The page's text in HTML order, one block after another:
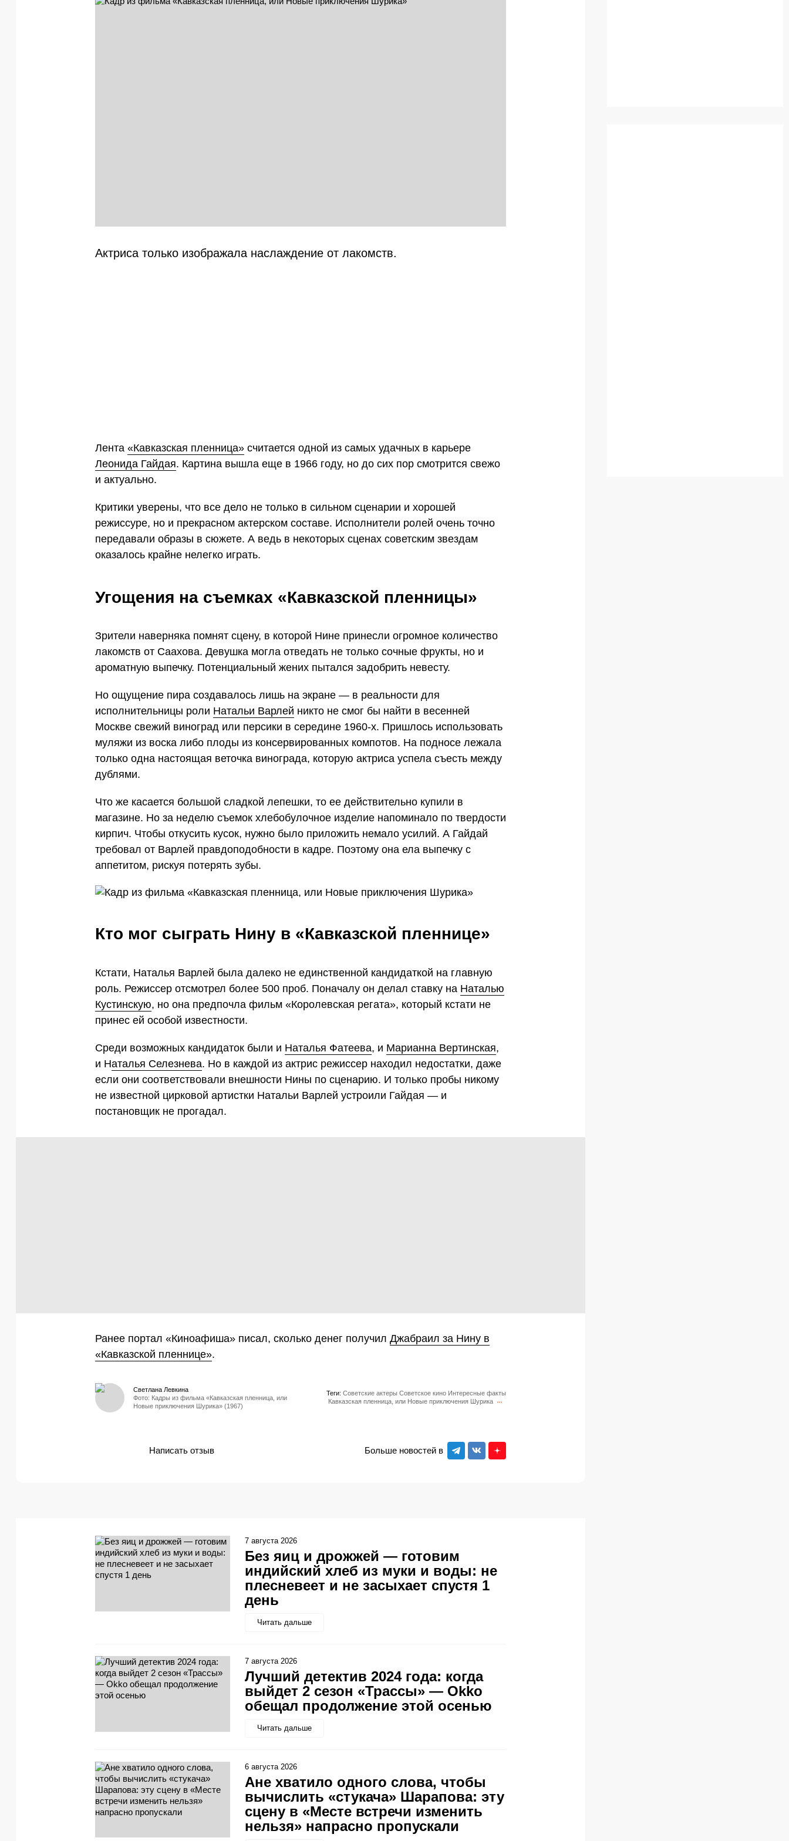
Актриса только изображала наслаждение от лакомств.
Лента «Кавказская пленница» считается одной из самых удачных в карьере
Леонида Гайдая. Картина вышла еще в 1966 году, но до сих пор смотрится свежо
и актуально.
Критики уверены, что все дело не только в сильном сценарии и хорошей
режиссуре, но и прекрасном актерском составе. Исполнители ролей очень точно
передавали образы в сюжете. А ведь в некоторых сценах советским звездам
оказалось крайне нелегко играть.
Угощения на съемках «Кавказской пленницы»
Зрители наверняка помнят сцену, в которой Нине принесли огромное количество
лакомств от Саахова. Девушка могла отведать не только сочные фрукты, но и
ароматную выпечку. Потенциальный жених пытался задобрить невесту.
Но ощущение пира создавалось лишь на экране — в реальности для
исполнительницы роли Натальи Варлей никто не смог бы найти в весенней
Москве свежий виноград или персики в середине 1960-х. Пришлось использовать
муляжи из воска либо плоды из консервированных компотов. На подносе лежала
только одна настоящая веточка винограда, которую актриса успела съесть между
дублями.
Что же касается большой сладкой лепешки, то ее действительно купили в
магазине. Но за неделю съемок хлебобулочное изделие напоминало по твердости
кирпич. Чтобы откусить кусок, нужно было приложить немало усилий. А Гайдай
требовал от Варлей правдоподобности в кадре. Поэтому она ела выпечку с
аппетитом, рискуя потерять зубы.
Кто мог сыграть Нину в «Кавказской пленнице»
Кстати, Наталья Варлей была далеко не единственной кандидаткой на главную
роль. Режиссер отсмотрел более 500 проб. Поначалу он делал ставку на Наталью
Кустинскую, но она предпочла фильм «Королевская регата», который кстати не
принес ей особой известности.
Среди возможных кандидаток были и Наталья Фатеева, и Марианна Вертинская,
и Наталья Селезнева. Но в каждой из актрис режиссер находил недостатки, даже
если они соответствовали внешности Нины по сценарию. И только пробы никому
не известной цирковой артистки Натальи Варлей устроили Гайдая — и
постановщик не прогадал.
Ранее портал «Киноафиша» писал, сколько денег получил Джабраил за Нину в
«Кавказской пленнице».
Фото: Кадры из фильма «Кавказская пленница, или
Новые приключения Шурика» (1967)
Светлана Левкина
Теги: Советские актеры Советское кино Интересные факты
Кавказская пленница, или Новые приключения Шурика
Больше новостей в
Написать отзыв
Без яиц и дрожжей — готовим
индийский хлеб из муки и воды: не
плесневеет и не засыхает спустя 1
день
Читать дальше
7 августа 2026
Лучший детектив 2024 года: когда
выйдет 2 сезон «Трассы» — Okko
обещал продолжение этой осенью
Читать дальше
7 августа 2026
Ане хватило одного слова, чтобы
вычислить «стукача» Шарапова: эту
сцену в «Месте встречи изменить
нельзя» напрасно пропускали
6 августа 2026